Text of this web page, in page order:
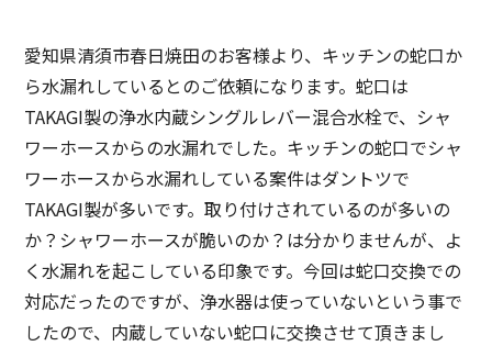
愛知県清須市春日焼田のお客様より、キッチンの蛇口か
ら水漏れしているとのご依頼になります。蛇口は
TAKAGI製の浄水内蔵シングルレバー混合水栓で、シャ
ワーホースからの水漏れでした。キッチンの蛇口でシャ
ワーホースから水漏れしている案件はダントツで
TAKAGI製が多いです。取り付けされているのが多いの
か？シャワーホースが脆いのか？は分かりませんが、よ
く水漏れを起こしている印象です。今回は蛇口交換での
対応だったのですが、浄水器は使っていないという事で
したので、内蔵していない蛇口に交換させて頂きまし